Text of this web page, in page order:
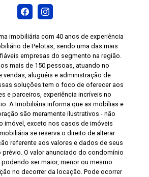
imobiliária com 40 anos de experiência
de Pelotas, sendo uma das mais
empresas do segmento na região.
mais de 150 pessoas, atuando no
vendas, aluguéis e administração de
soluções tem o foco de oferecer aos
e parceiros, experiência incríveis no
A Imobiliária informa que as mobílias e
são meramente ilustrativos - não
imóvel, exceto nos casos de imóveis
se reserva o direito de alterar
referente aos valores e dados de seus
prévio. O valor anunciado do condomínio
ser maior, menor ou mesmo
no decorrer da locação. Pode ocorrer